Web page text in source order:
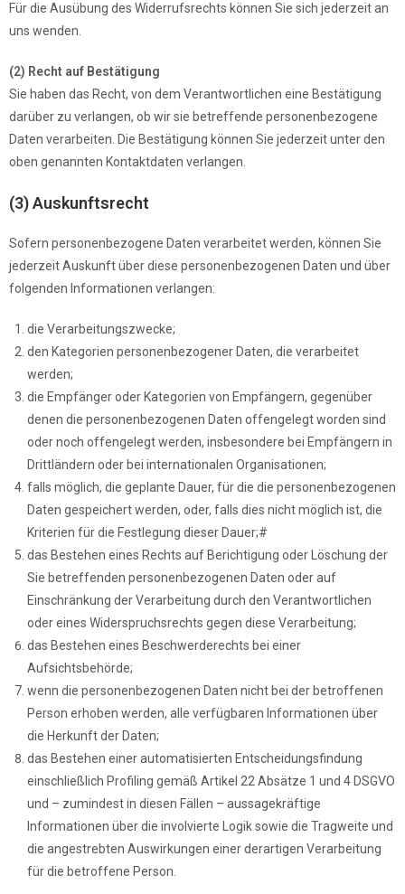
Für die Ausübung des Widerrufsrechts können Sie sich jederzeit an
uns wenden.
(2) Recht auf Bestätigung
Sie haben das Recht, von dem Verantwortlichen eine Bestätigung
darüber zu verlangen, ob wir sie betreffende personenbezogene
Daten verarbeiten. Die Bestätigung können Sie jederzeit unter den
oben genannten Kontaktdaten verlangen.
(3) Auskunftsrecht
Sofern personenbezogene Daten verarbeitet werden, können Sie
jederzeit Auskunft über diese personenbezogenen Daten und über
folgenden Informationen verlangen:
die Verarbeitungszwecke;
den Kategorien personenbezogener Daten, die verarbeitet
werden;
die Empfänger oder Kategorien von Empfängern, gegenüber
denen die personenbezogenen Daten offengelegt worden sind
oder noch offengelegt werden, insbesondere bei Empfängern in
Drittländern oder bei internationalen Organisationen;
falls möglich, die geplante Dauer, für die die personenbezogenen
Daten gespeichert werden, oder, falls dies nicht möglich ist, die
Kriterien für die Festlegung dieser Dauer;#
das Bestehen eines Rechts auf Berichtigung oder Löschung der
Sie betreffenden personenbezogenen Daten oder auf
Einschränkung der Verarbeitung durch den Verantwortlichen
oder eines Widerspruchsrechts gegen diese Verarbeitung;
das Bestehen eines Beschwerderechts bei einer
Aufsichtsbehörde;
wenn die personenbezogenen Daten nicht bei der betroffenen
Person erhoben werden, alle verfügbaren Informationen über
die Herkunft der Daten;
das Bestehen einer automatisierten Entscheidungsfindung
einschließlich Profiling gemäß Artikel 22 Absätze 1 und 4 DSGVO
und – zumindest in diesen Fällen – aussagekräftige
Informationen über die involvierte Logik sowie die Tragweite und
die angestrebten Auswirkungen einer derartigen Verarbeitung
für die betroffene Person.